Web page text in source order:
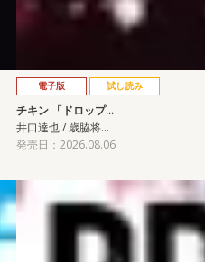
電子版 試し読み
チキン 「ドロップ…
井口達也 / 歳脇将…
発売日：2026.08.06